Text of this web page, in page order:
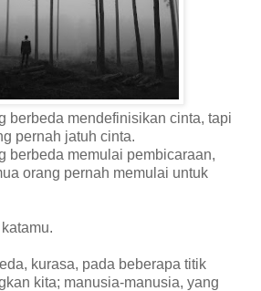
berbeda mendefinisikan cinta, tapi
pernah jatuh cinta.
berbeda memulai pembicaraan,
orang pernah memulai untuk
kurasa, pada beberapa titik
kita; manusia-manusia, yang